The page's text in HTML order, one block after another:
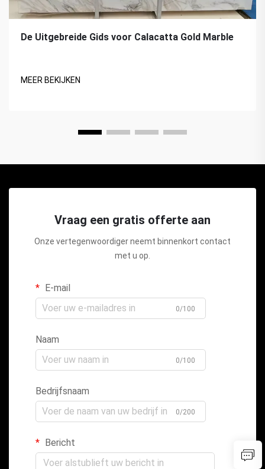
De Uitgebreide Gids voor Calacatta Gold Marble
MEER BEKIJKEN
Vraag een gratis offerte aan
Onze vertegenwoordiger neemt binnenkort contact
met u op.
E-mail
0/100
Naam
0/100
Bedrijfsnaam
0/200
Bericht